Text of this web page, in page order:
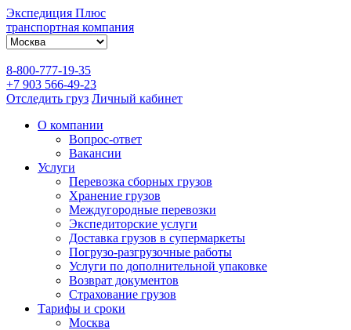
Экспедиция Плюс
транспортная компания
8-800-777-19-35
+7 903 566-49-23
Отследить груз Личный кабинет
О компании
Вопрос-ответ
Вакансии
Услуги
Перевозка сборных грузов
Хранение грузов
Междугородные перевозки
Экспедиторские услуги
Доставка грузов в супермаркеты
Погрузо-разгрузочные работы
Услуги по дополнительной упаковке
Возврат документов
Страхование грузов
Тарифы и сроки
Москва